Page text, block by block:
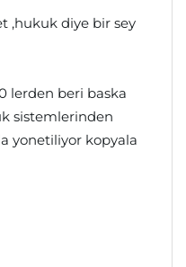
,hukuk diye bir sey
lerden beri baska
sistemlerinden
yonetiliyor kopyala